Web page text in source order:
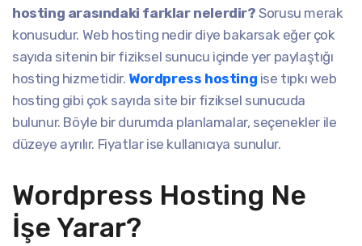
hosting arasındaki farklar nelerdir?Sorusu merak
konusudur. Web hosting nedir diye bakarsak eğer çok
sayıda sitenin bir fiziksel sunucu içinde yer paylaştığı
hosting hizmetidir. Wordpress hosting ise tıpkı web
hosting gibi çok sayıda site bir fiziksel sunucuda
bulunur. Böyle bir durumda planlamalar, seçenekler ile
düzeye ayrılır. Fiyatlar ise kullanıcıya sunulur.
Wordpress Hosting Ne
İşe Yarar?